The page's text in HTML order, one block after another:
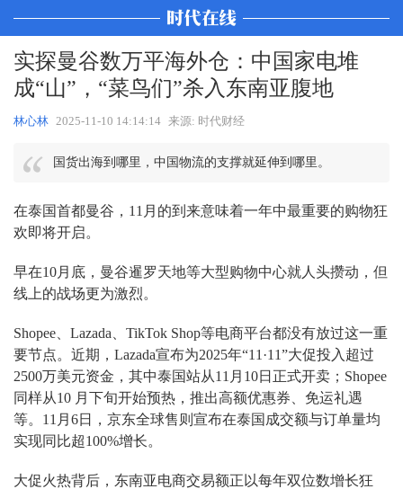
实探曼谷数万平海外仓：中国家电堆
成“山”，“菜鸟们”杀入东南亚腹地
林心林 2025-11-10 14:14:14 来源: 时代财经
国货出海到哪里，中国物流的支撑就延伸到哪里。
在泰国首都曼谷，11月的到来意味着一年中最重要的购物狂
欢即将开启。
早在10月底，曼谷暹罗天地等大型购物中心就人头攒动，但
线上的战场更为激烈。
Shopee、Lazada、TikTok Shop等电商平台都没有放过这一重
要节点。近期，Lazada宣布为2025年“11·11”大促投入超过
2500万美元资金，其中泰国站从11月10日正式开卖；Shopee
同样从10 月下旬开始预热，推出高额优惠券、免运礼遇
等。11月6日，京东全球售则宣布在泰国成交额与订单量均
实现同比超100%增长。
大促火热背后，东南亚电商交易额正以每年双位数增长狂